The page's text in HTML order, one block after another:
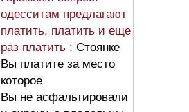
одесситам предлагают
платить, платить и еще
раз платить : Стоянке
Вы платите за место
которое
Вы не асфальтировали